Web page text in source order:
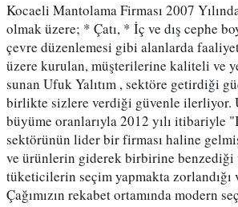
Kocaeli Mantolama Firması 2007 Yılında
olmak üzere; * Çatı, * İç ve dış cephe
çevre düzenlemesi gibi alanlarda
üzere kurulan, müşterilerine kaliteli ve
sunan Ufuk Yalıtım , sektöre getirdiği
birlikte sizlere verdiği güvenle ilerliyor.
büyüme oranlarıyla 2012 yılı itibariyle
sektörünün lider bir firması haline
ve ürünlerin giderek birbirine benzediği
tüketicilerin seçim yapmakta zorlandığı
Çağımızın rekabet ortamında modern